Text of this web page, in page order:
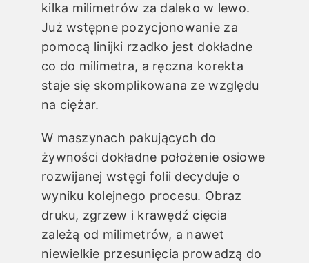
kilka milimetrów za daleko w lewo.
Już wstępne pozycjonowanie za
pomocą linijki rzadko jest dokładne
co do milimetra, a ręczna korekta
staje się skomplikowana ze względu
na ciężar.
W maszynach pakujących do
żywności dokładne położenie osiowe
rozwijanej wstęgi folii decyduje o
wyniku kolejnego procesu. Obraz
druku, zgrzew i krawędź cięcia
zależą od milimetrów, a nawet
niewielkie przesunięcia prowadzą do